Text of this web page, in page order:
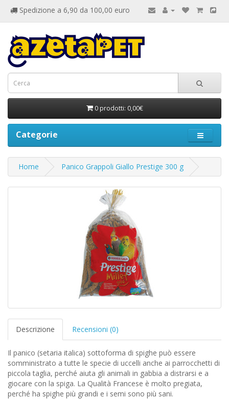
Spedizione a 6,90 da 100,00 euro
0 prodotti: 0,00€
Categorie
Home Panico Grappoli Giallo Prestige 300 g
Descrizione Recensioni (0)
Il panico (setaria italica) sottoforma di spighe può essere
somministrato a tutte le specie di uccelli anche ai parrocchetti di
piccola taglia, perché aiuta gli animali in gabbia a distrarsi e a
giocare con la spiga. La Qualità Francese è molto pregiata,
perché ha spighe più grandi e i semi sono più sani.